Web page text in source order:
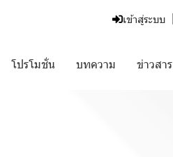
เข้าสู่ระบบ
โปรโมชั่น บทความ ข่าวสาร